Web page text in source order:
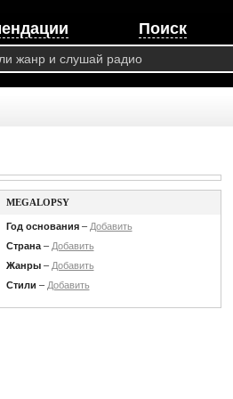
Поиск
MEGALOPSY
Год основания– Добавить
Страна– Добавить
Жанры– Добавить
Стили – Добавить